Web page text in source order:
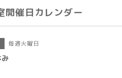
開催日カレンダー
毎週火曜日